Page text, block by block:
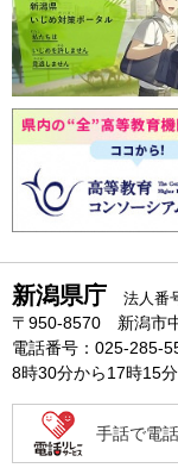
新潟県庁 法人番
〒950-8570 新潟市
電話番号：025-285-
8時30分から17時15
手話で電